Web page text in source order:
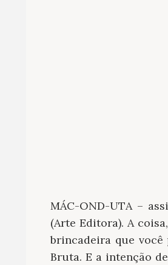
MÁC-OND-UTA –
(Arte Editora). A
brincadeira que você
Bruta. E a intenção